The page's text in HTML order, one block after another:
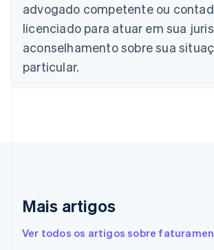
advogado competente ou
licenciado para atuar em sua
aconselhamento sobre sua
particular.
Mais artigos
Ver todos os artigos sobre
Bulgária
English
Canadá
China continental
Eslováquia
English
Eslovênia